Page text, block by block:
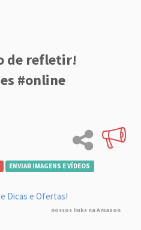
de refletir!
#online
ENVIAR IMAGENS E VÍDEOS
Dicas e Ofertas!
nossos links na Amazon